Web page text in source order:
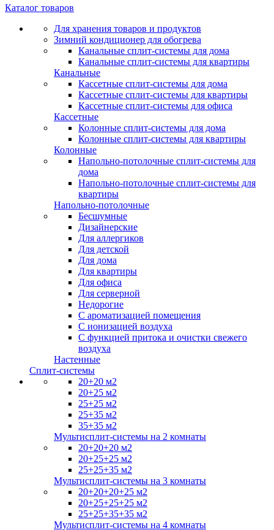
Каталог товаров
Для хранения товаров и продуктов
Зимний кондиционер для обогрева
Канальные сплит-системы для дома
Канальные сплит-системы для квартиры
Канальные
Кассетные сплит-системы для дома
Кассетные сплит-системы для квартиры
Кассетные сплит-системы для офиса
Кассетные
Колонные сплит-системы для дома
Колонные сплит-системы для квартиры
Колонные
Напольно-потолочные сплит-системы для
дома
Напольно-потолочные сплит-системы для
квартиры
Напольно-потолочные
Бесшумные
Дизайнерские
Для аллергиков
Для детской
Для дома
Для квартиры
Для офиса
Для серверной
Недорогие
С ароматизацией помещения
С ионизацией воздуха
С функцией притока и очистки свежего
воздуха
Настенные
Сплит-системы
20+20 м2
20+25 м2
25+25 м2
25+35 м2
35+35 м2
Мультисплит-системы на 2 комнаты
20+20+20 м2
20+25+25 м2
25+25+35 м2
Мультисплит-системы на 3 комнаты
20+20+20+25 м2
20+25+25+25 м2
25+25+35+35 м2
Мультисплит-системы на 4 комнаты